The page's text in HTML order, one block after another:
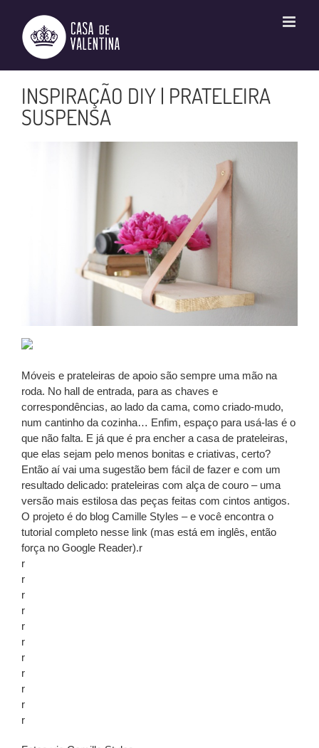
conteúdo
INSPIRAÇÃO DIY | PRATELEIRA
SUSPENSA
Móveis e prateleiras de apoio são sempre uma mão na
roda. No hall de entrada, para as chaves e
correspondências, ao lado da cama, como criado-mudo,
num cantinho da cozinha… Enfim, espaço para usá-las é o
que não falta. E já que é pra encher a casa de prateleiras,
que elas sejam pelo menos bonitas e criativas, certo?
Então aí vai uma sugestão bem fácil de fazer e com um
resultado delicado: prateleiras com alça de couro – uma
versão mais estilosa das peças feitas com cintos antigos.
O projeto é do blog Camille Styles – e você encontra o
tutorial completo nesse link (mas está em inglês, então
força no Google Reader).r
r
r
r
r
r
r
r
r
r
r
r